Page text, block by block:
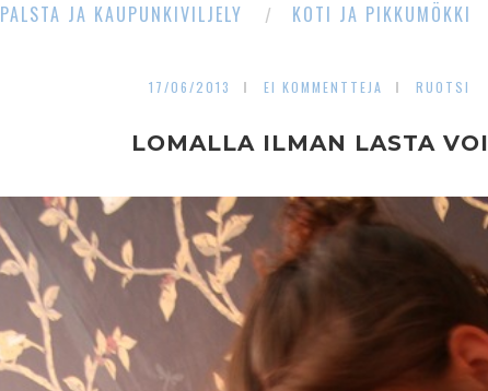
PALSTA JA KAUPUNKIVILJELY KOTI JA PIKKUMÖKKI
17/06/2013 EI KOMMENTTEJA RUOTSI
LOMALLA ILMAN LASTA VOI